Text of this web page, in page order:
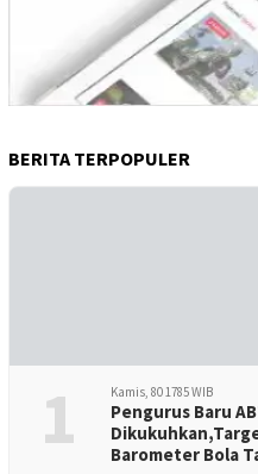
BERITA TERPOPULER
1 Kamis, 80 1785 WIB
Pengurus Baru
Barometer Bola